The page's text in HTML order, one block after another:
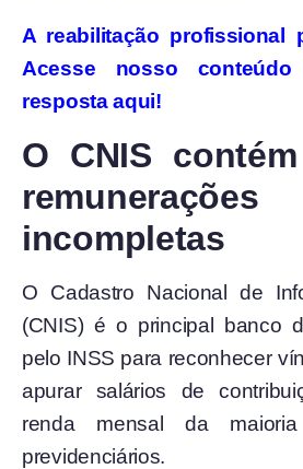
A reabilitação profissional
Acesse nosso
resposta aqui!
O CNIS
remunerações
incompletas
O Cadastro Nacional de
(CNIS) é o principal banco
pelo INSS para reconhecer
apurar salários de
renda mensal da
previdenciários.